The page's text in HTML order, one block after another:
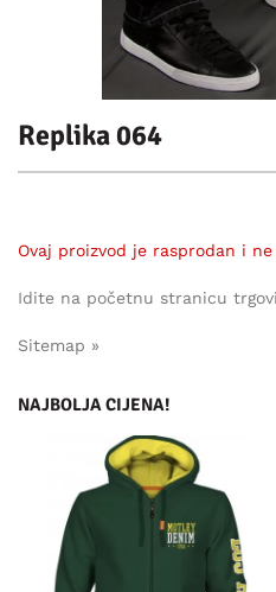
Replika 064
Ovaj proizvod je rasprodan i
Idite na početnu stranicu
Sitemap »
NAJBOLJA CIJENA!